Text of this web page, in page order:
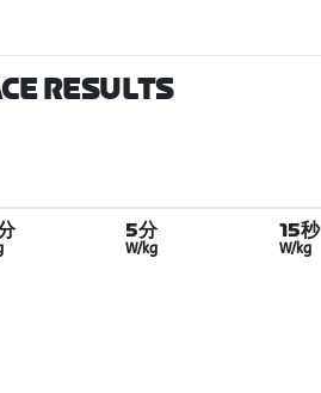
RESULTS
5分
W/kg
15秒
W/kg